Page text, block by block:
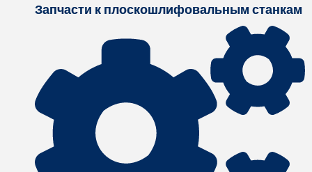
Запчасти к плоскошлифовальным станкам